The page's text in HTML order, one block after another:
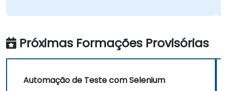
Próximas Formações Provisórias
Automação de Teste com Selenium